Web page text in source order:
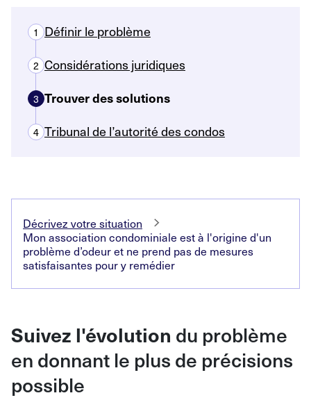
1 Définir le problème
2 Considérations juridiques
3 Trouver des solutions
4 Tribunal de l’autorité des condos
Décrivez votre situation
Mon association condominiale est à l'origine d'un
problème d’odeur et ne prend pas de mesures
satisfaisantes pour y remédier
Suivez l'évolution du problème
en donnant le plus de précisions
possible